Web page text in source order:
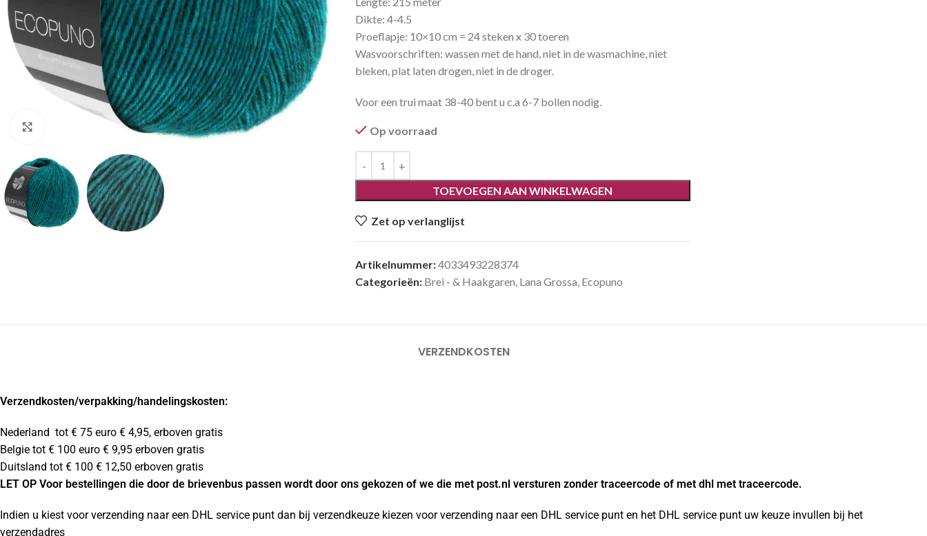
Klik om te vergroten
Dikte: 4-4.5
Proeflapje: 10×10 cm = 24 steken x 30 toeren
Wasvoorschriften: wassen met de hand, niet in de wasmachine, niet
bleken, plat laten drogen, niet in de droger.
Voor een trui maat 38-40 bent u c.a 6-7 bollen nodig.
Op voorraad
TOEVOEGEN AAN WINKELWAGEN
Zet op verlanglijst
Artikelnummer:4033493228374
Categorieën: Brei - & Haakgaren, Lana Grossa, Ecopuno
VERZENDKOSTEN
Verzendkosten/verpakking/handelingskosten:
Nederland tot € 75 euro € 4,95, erboven gratis
Belgie tot € 100 euro € 9,95 erboven gratis
Duitsland tot € 100 € 12,50 erboven gratis
LET OP Voor bestellingen die door de brievenbus passen wordt door ons gekozen of we die met post.nl versturen zonder traceercode of met dhl met traceercode.
Indien u kiest voor verzending naar een DHL service punt dan bij verzendkeuze kiezen voor verzending naar een DHL service punt en het DHL service punt uw keuze invullen bij het
verzendadres